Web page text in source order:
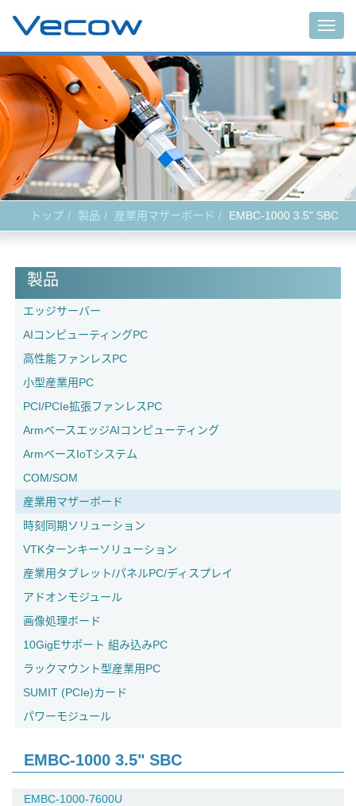
トップ 製品 産業用マザーボード EMBC-1000 3.5" SBC
製品
エッジサーバー
AIコンピューティングPC
高性能ファンレスPC
小型産業用PC
PCI/PCIe拡張ファンレスPC
ArmベースエッジAIコンピューティング
ArmベースIoTシステム
COM/SOM
産業用マザーボード
時刻同期ソリューション
VTKターンキーソリューション
産業用タブレット/パネルPC/ディスプレイ
アドオンモジュール
画像処理ボード
10GigEサポート 組み込みPC
ラックマウント型産業用PC
SUMIT (PCIe)カード
パワーモジュール
EMBC-1000 3.5" SBC
EMBC-1000-7600U